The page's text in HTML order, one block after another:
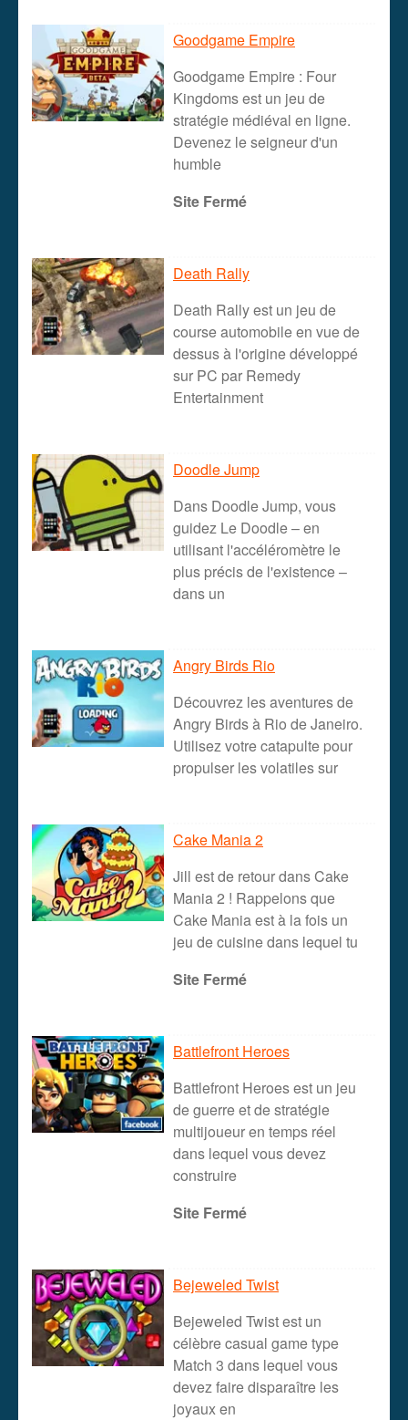
Goodgame Empire
Goodgame Empire : Four
Kingdoms est un jeu de
stratégie médiéval en ligne.
Devenez le seigneur d'un
humble
Site Fermé
Death Rally
Death Rally est un jeu de
course automobile en vue de
dessus à l'origine développé
sur PC par Remedy
Entertainment
Doodle Jump
Dans Doodle Jump, vous
guidez Le Doodle – en
utilisant l'accéléromètre le
plus précis de l'existence –
dans un
Angry Birds Rio
Découvrez les aventures de
Angry Birds à Rio de Janeiro.
Utilisez votre catapulte pour
propulser les volatiles sur
Cake Mania 2
Jill est de retour dans Cake
Mania 2 ! Rappelons que
Cake Mania est à la fois un
jeu de cuisine dans lequel tu
Site Fermé
Battlefront Heroes
Battlefront Heroes est un jeu
de guerre et de stratégie
multijoueur en temps réel
dans lequel vous devez
construire
Site Fermé
Bejeweled Twist
Bejeweled Twist est un
célèbre casual game type
Match 3 dans lequel vous
devez faire disparaître les
joyaux en